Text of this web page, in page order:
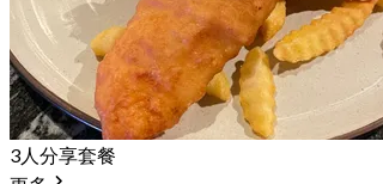
3人分享套餐